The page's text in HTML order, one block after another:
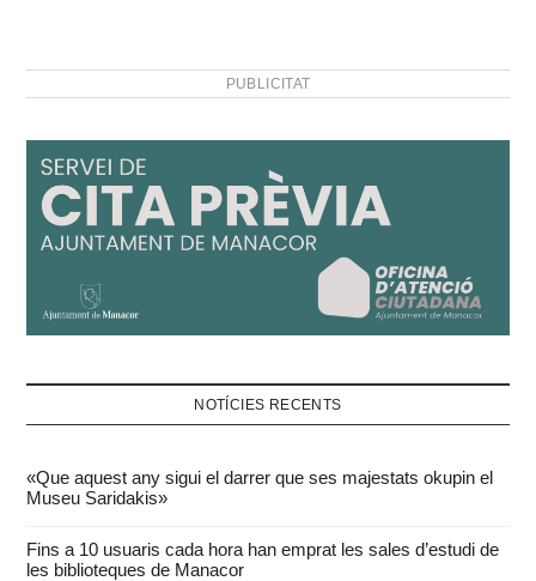
PUBLICITAT
NOTÍCIES RECENTS
«Que aquest any sigui el darrer que ses majestats okupin el
Museu Saridakis»
Fins a 10 usuaris cada hora han emprat les sales d’estudi de
les biblioteques de Manacor